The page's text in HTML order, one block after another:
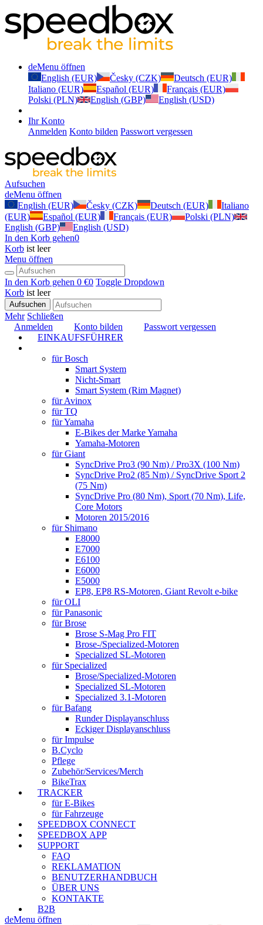
deMenu öffnen
English (EUR)
Česky (CZK)
Deutsch (EUR)
Italiano (EUR)
Español (EUR)
Français (EUR)
Polski (PLN)
English (GBP) English (USD)
Ihr Konto
Anmelden Konto bilden Passwort vergessen
Aufsuchen
deMenu öffnen
English (EUR)
Česky (CZK) Deutsch (EUR)
Italiano
(EUR)
Español (EUR) Français (EUR)
Polski (PLN)
English (GBP)
English (USD)
In den Korb gehen0
Korb ist leer
Menu öffnen
In den Korb gehen 0 €0 Toggle Dropdown
Korb ist leer
Aufsuchen
Mehr Schließen
Anmelden
Konto bilden
Passwort vergessen
EINKAUFSFÜHRER
für Bosch
Smart System
Nicht-Smart
Smart System (Rim Magnet)
für Avinox
für TQ
für Yamaha
E-Bikes der Marke Yamaha
Yamaha-Motoren
für Giant
SyncDrive Pro3 (90 Nm) / Pro3X (100 Nm)
SyncDrive Pro2 (85 Nm) / SyncDrive Sport 2
(75 Nm)
SyncDrive Pro (80 Nm), Sport (70 Nm), Life,
Core Motors
Motoren 2015/2016
für Shimano
E8000
E7000
E6100
E6000
E5000
EP8, EP8 RS-Motoren, Giant Revolt e-bike
für OLI
für Panasonic
für Brose
Brose S-Mag Pro FIT
Brose-/Specialized-Motoren
Specialized SL-Motoren
für Specialized
Brose/Specialized-Motoren
Specialized SL-Motoren
Specialized 3.1-Motoren
für Bafang
Runder Displayanschluss
Eckiger Displayanschluss
für Impulse
B.Cyclo
Pflege
Zubehör/Services/Merch
BikeTrax
TRACKER
für E-Bikes
für Fahrzeuge
SPEEDBOX CONNECT
SPEEDBOX APP
SUPPORT
FAQ
REKLAMATION
BENUTZERHANDBUCH
ÜBER UNS
KONTAKTE
B2B
deMenu öffnen